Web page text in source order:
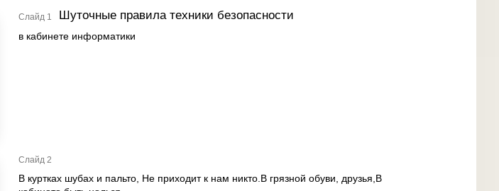
Слайд 1 Шуточные правила техники безопасности
в кабинете информатики
Слайд 2
В куртках шубах и пальто, Не приходит к нам никто.В грязной обуви, друзья,В